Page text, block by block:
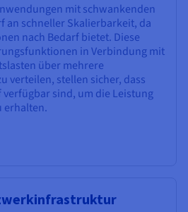
mit schwankenden
an schneller Skalierbarkeit, da
nach Bedarf bietet. Diese
in Verbindung mit
über mehrere
verteilen, stellen sicher, dass
verfügbar sind, um die Leistung
erhalten.